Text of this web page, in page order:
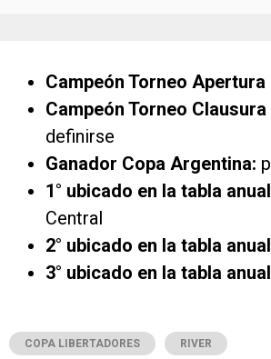
Campeón Torneo Apertura
Campeón Torneo Clausura
definirse
Ganador Copa Argentina:
1° ubicado en la tabla
Central
2° ubicado en la tabla
3° ubicado en la tabla
COPA LIBERTADORES RIVER